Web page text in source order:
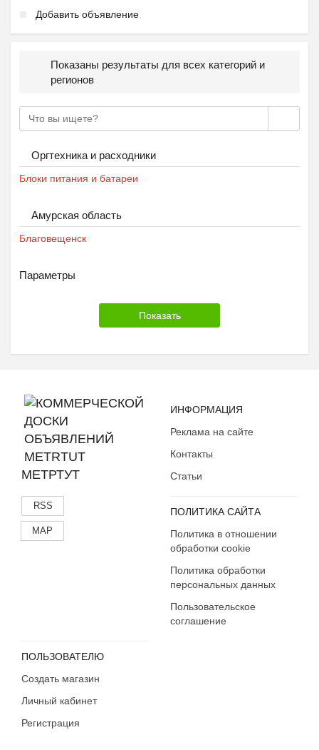
Добавить объявление
Показаны результаты для всех категорий и
регионов
Оргтехника и расходники
Блоки питания и батареи
Амурская область
Благовещенск
Параметры
МЕТРТУТ
RSS
MAP
ИНФОРМАЦИЯ
Реклама на сайте
Контакты
Статьи
ПОЛИТИКА САЙТА
Политика в отношении
обработки cookie
Политика обработки
персональных данных
Пользовательское
соглашение
ПОЛЬЗОВАТЕЛЮ
Создать магазин
Личный кабинет
Регистрация